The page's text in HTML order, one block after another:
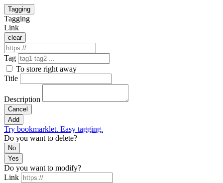
Tagging
Tagging
Link
clear
Tag
To store right away
Title
Description
Cancel
Add
Try bookmarklet. Easy tagging.
Do you want to delete?
No
Yes
Do you want to modify?
Link